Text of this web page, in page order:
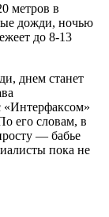
метров в
дожди, ночью
до 8-13
днем станет
«Интерфаксом»
его словам, в
— бабье
пока не